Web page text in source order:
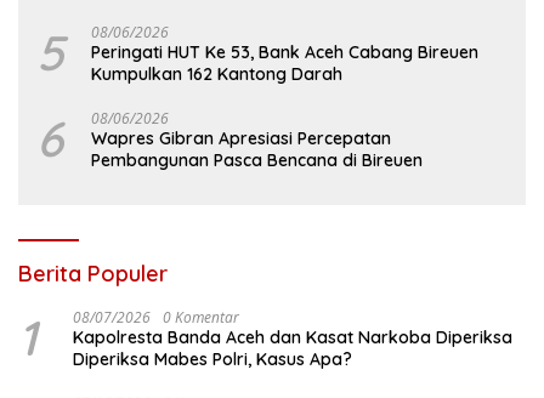
5 08/06/2026
Peringati HUT Ke 53, Bank Aceh Cabang Bireuen
Kumpulkan 162 Kantong Darah
6 08/06/2026
Wapres Gibran Apresiasi Percepatan
Pembangunan Pasca Bencana di Bireuen
Berita Populer
1 08/07/2026 0 Komentar
Kapolresta Banda Aceh dan Kasat Narkoba Diperiksa
Diperiksa Mabes Polri, Kasus Apa?